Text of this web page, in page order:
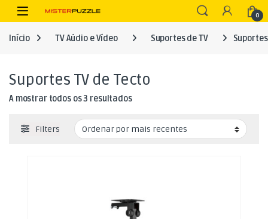
Skip to navigation
Skip to content
Open 0
Início TV Aúdio e Vídeo Suportes de TV
Suportes TV de Tecto
A mostrar todos os 3 resultadosOrdenado por mais recentes
Filters